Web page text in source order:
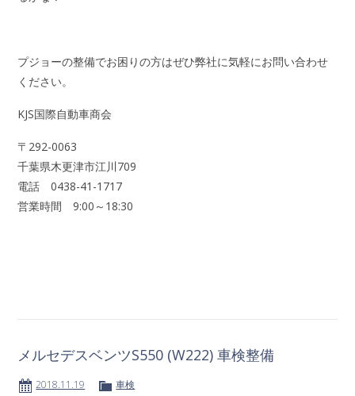
プジョーの整備でお困りの方はぜひ弊社に気軽にお問い合わせ
ください。
KJS国際自動車商会
〒292-0063
千葉県木更津市江川709
電話 0438-41-1717
営業時間 9:00～18:30
メルセデスベンツS550 (W222) 車検整備
2018.11.19 車検